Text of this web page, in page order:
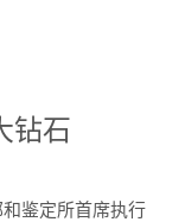
钻石
鉴定所首席执行